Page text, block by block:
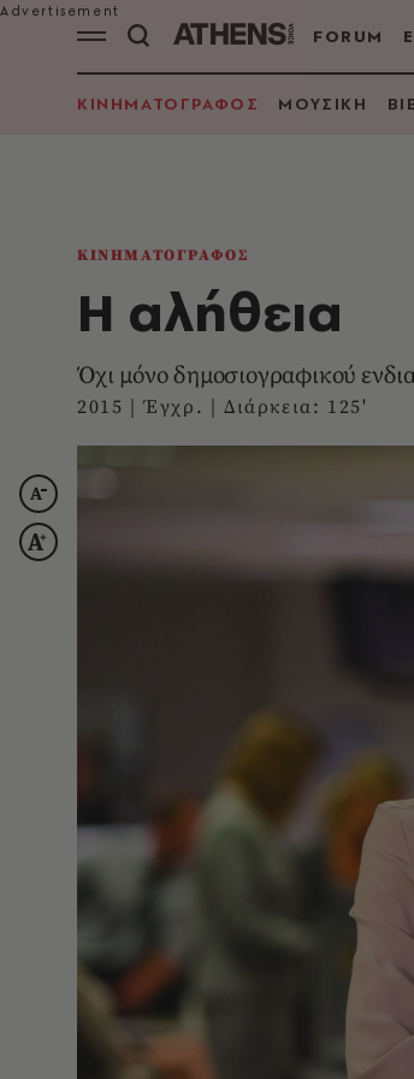
FORUM
ΚΙΝΗΜΑΤΟΓΡΑΦΟΣ ΜΟΥΣΙΚΗ
ΚΙΝΗΜΑΤΟΓΡΑΦΟΣ
Η αλήθεια
Όχι μόνο δημοσιογραφικού
2015 | Έγχρ. | Διάρκεια: 125'